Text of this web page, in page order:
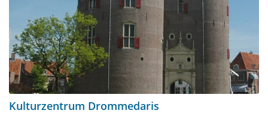
Kulturzentrum Drommedaris